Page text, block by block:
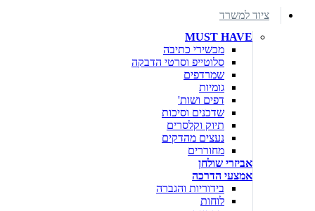
ציוד למשרד
MUST HAVE
מכשירי כתיבה
סלוטייפ וסרטי הדבקה
שמרדפים
גומיות
דפים ושות'
שדכנים וסיכות
תיוק וקלסרים
נעצים מהדקים
מחוררים
אביזרי שולחן
אמצעי הדרכה
בידוריות והגברה
לוחות